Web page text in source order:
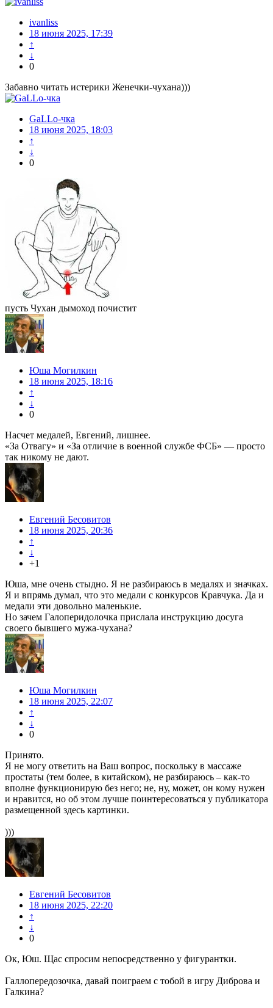
ivanliss
18 июня 2025, 17:39
↑
↓
0
Забавно читать истерики Женечки-чухана)))
GaLLo-чка
18 июня 2025, 18:03
↑
↓
0
пусть Чухан дымоход почистит
Юша Могилкин
18 июня 2025, 18:16
↑
↓
0
Насчет медалей, Евгений, лишнее.
«За Отвагу» и «За отличие в военной службе ФСБ» — просто
так никому не дают.
Евгений Бесовитов
18 июня 2025, 20:36
↑
↓
+1
Юша, мне очень стыдно. Я не разбираюсь в медалях и значках.
Я и впрямь думал, что это медали с конкурсов Кравчука. Да и
медали эти довольно маленькие.
Но зачем Галоперидолочка прислала инструкцию досуга
своего бывшего мужа-чухана?
Юша Могилкин
18 июня 2025, 22:07
↑
↓
0
Принято.
Я не могу ответить на Ваш вопрос, поскольку в массаже
простаты (тем более, в китайском), не разбираюсь – как-то
вполне функционирую без него; не, ну, может, он кому нужен
и нравится, но об этом лучше поинтересоваться у публикатора
размещенной здесь картинки.
)))
Евгений Бесовитов
18 июня 2025, 22:20
↑
↓
0
Ок, Юш. Щас спросим непосредственно у фигурантки.
Галлопередозочка, давай поиграем с тобой в игру Диброва и
Галкина?